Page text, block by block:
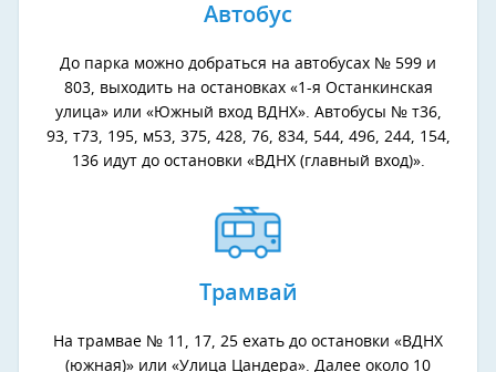
Автобус
До парка можно добраться на автобусах № 599 и
803, выходить на остановках «1-я Останкинская
улица» или «Южный вход ВДНХ». Автобусы № т36,
93, т73, 195, м53, 375, 428, 76, 834, 544, 496, 244, 154,
136 идут до остановки «ВДНХ (главный вход)».
Трамвай
На трамвае № 11, 17, 25 ехать до остановки «ВДНХ
(южная)» или «Улица Цандера». Далее около 10